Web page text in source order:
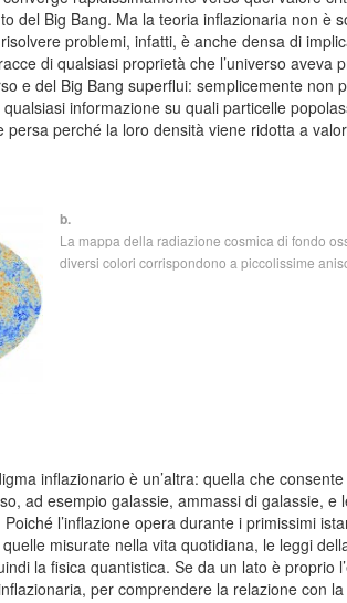
del Big Bang. Ma la teoria inflazionaria non è
problemi, infatti, è anche densa di
di qualsiasi proprietà che l’universo aveva
e del Big Bang superflui: semplicemente non
informazione su quali particelle
perché la loro densità viene ridotta a
b.
La mappa della radiazione cosmica di fondo
diversi colori corrispondono a piccolissime
inflazionario è un’altra: quella che
ad esempio galassie, ammassi di galassie, e
l’inflazione opera durante i primissimi
misurate nella vita quotidiana, le leggi
la fisica quantistica. Se da un lato è proprio
per comprendere la relazione con